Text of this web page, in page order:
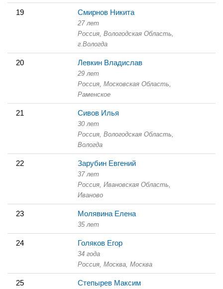
19 Смирнов Никита
27 лет
Россия, Вологодская Область,
г.Вологда
20 Левкин Владислав
29 лет
Россия, Московская Область,
Раменское
21 Сивов Илья
30 лет
Россия, Вологодская Область,
Вологда
22 Зарубин Евгений
37 лет
Россия, Ивановская Область,
Иваново
23 Молявина Елена
35 лет
24 Голяков Егор
34 года
Россия, Москва, Москва
25 Степырев Максим